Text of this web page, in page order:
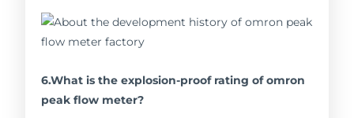
6.What is the explosion-proof rating of omron
peak flow meter?